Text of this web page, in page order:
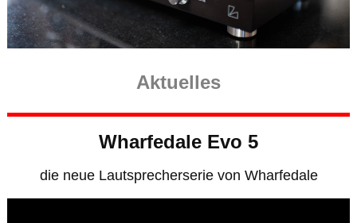
Aktuelles
Wharfedale Evo 5
die neue Lautsprecherserie von Wharfedale